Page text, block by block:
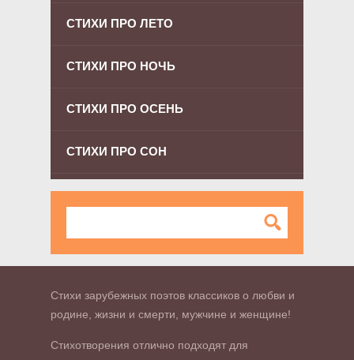
СТИХИ ПРО ЛЕТО
СТИХИ ПРО НОЧЬ
СТИХИ ПРО ОСЕНЬ
СТИХИ ПРО СОН
Стихи зарубежных поэтов классиков о любви и
родине, жизни и смерти, мужчине и женщине!
Стихотворения отлично подходят для